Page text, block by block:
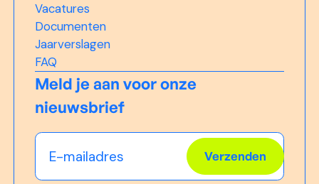
Vacatures
Documenten
Jaarverslagen
FAQ
Meld je aan voor onze
nieuwsbrief